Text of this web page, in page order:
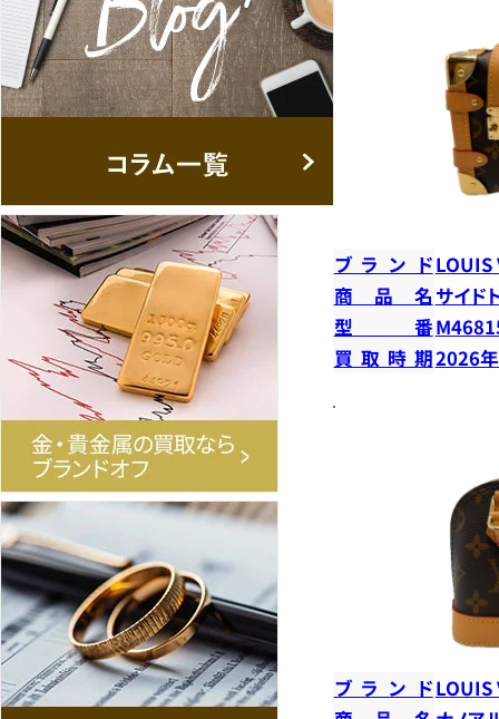
ブランドLOUIS
商品名 サイド
型番
買取時期2026
ブランドLOUIS